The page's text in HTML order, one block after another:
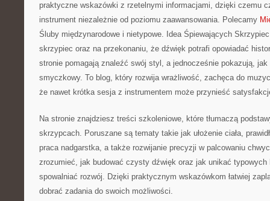
praktyczne wskazówki z rzetelnymi informacjami, dzięki czemu
instrument niezależnie od poziomu zaawansowania. Polecamy
Śluby międzynarodowe i nietypowe. Idea Śpiewających
skrzypiec oraz na przekonaniu, że dźwięk potrafi opowiadać
stronie pomagają znaleźć swój styl, a jednocześnie pokazują,
smyczkowy. To blog, który rozwija wrażliwość, zachęca do
że nawet krótka sesja z instrumentem może przynieść
Na stronie znajdziesz treści szkoleniowe, które tłumaczą
skrzypcach. Poruszane są tematy takie jak ułożenie ciała,
praca nadgarstka, a także rozwijanie precyzji w palcowaniu
zrozumieć, jak budować czysty dźwięk oraz jak unikać typowych
spowalniać rozwój. Dzięki praktycznym wskazówkom łatwiej
dobrać zadania do swoich możliwości.